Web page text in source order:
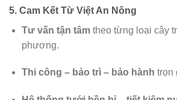
5. Cam Kết Từ Việt An Nông
Tư vấn tận tâmtheo từng loại cây
phương.
Thi công – bảo trì – bảo hành trọn